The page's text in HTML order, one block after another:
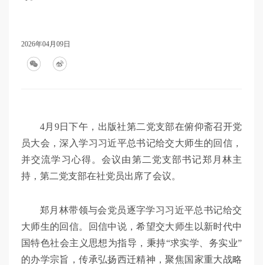
2026年04月09日
4月9日下午，出版社第二党支部在俯仰斋召开党
员大会，深入学习习近平总书记给交大师生的回信，
并交流学习心得。会议由第二党支部书记郑月林主
持，第二党支部在社党员出席了会议。
郑月林带领与会党员逐字学习习近平总书记给交
大师生的回信。回信中说，希望交大师生以新时代中
国特色社会主义思想为指导，秉持“求实学、务实业”
的办学宗旨，传承弘扬西迁精神，聚焦国家重大战略